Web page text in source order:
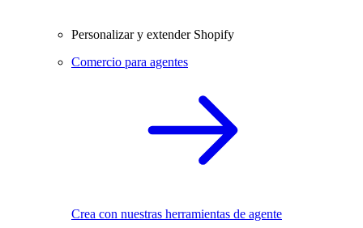
Personalizar y extender Shopify
Comercio para agentes
Crea con nuestras herramientas de agente